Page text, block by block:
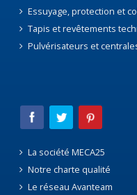
Essuyage, protection et
Tapis et revêtements
Pulvérisateurs et
La société MECA25
Notre charte qualité
Le réseau Avanteam